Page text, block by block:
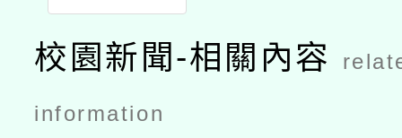
校園新聞-相關內容
information